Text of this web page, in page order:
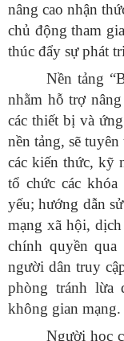
nâng cao nhận
chủ động tham
thúc đẩy sự phát
Nền tảng
nhằm hỗ trợ
các thiết bị và
nền tảng, sẽ
các kiến thức, kỹ
tổ chức các
yếu; hướng dẫn
mạng xã hội,
chính quyền
người dân truy
phòng tránh lừa
không gian mạng.
Người học